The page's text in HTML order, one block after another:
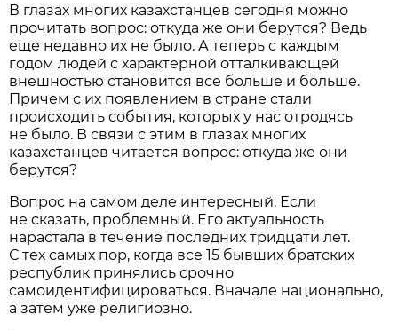
В глазах многих казахстанцев сегодня можно
прочитать вопрос: откуда же они берутся? Ведь
еще недавно их не было. А теперь с каждым
годом людей с характерной отталкивающей
внешностью становится все больше и больше.
Причем с их появлением в стране стали
происходить события, которых у нас отродясь
не было. В связи с этим в глазах многих
казахстанцев читается вопрос: откуда же они
берутся?
Вопрос на самом деле интересный. Если
не сказать, проблемный. Его актуальность
нарастала в течение последних тридцати лет.
С тех самых пор, когда все 15 бывших братских
республик принялись срочно
самоидентифицироваться. Вначале национально,
а затем уже религиозно.